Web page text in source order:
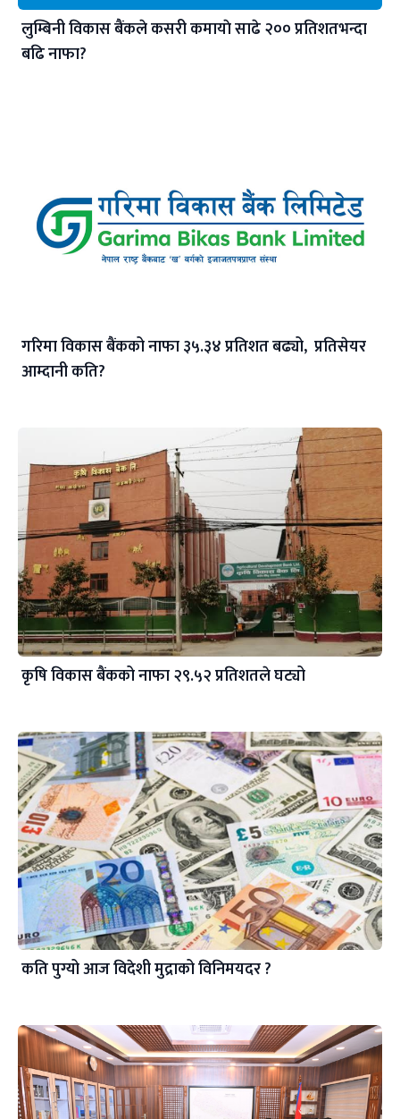
लुम्बिनी विकास बैंकले कसरी कमायाे साढे २०० प्रतिशतभन्दा
बढि नाफा?
गरिमा विकास बैंकको नाफा ३५.३४ प्रतिशत बढ्यो, प्रतिसेयर
आम्दानी कति?
कृषि विकास बैंकको नाफा २९.५२ प्रतिशतले घट्यो
कति पुग्यो आज विदेशी मुद्राको विनिमयदर ?